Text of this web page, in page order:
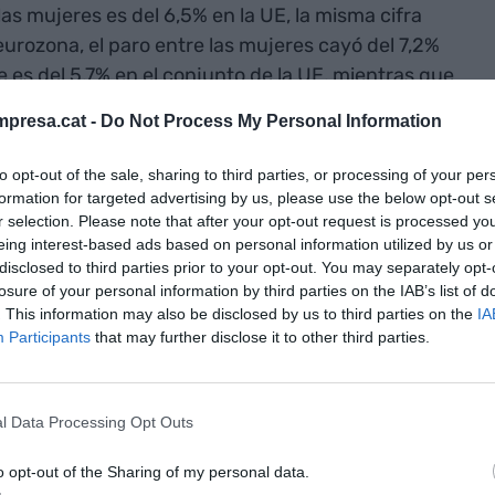
- Do Not Process My Personal Information
opt-out of the sale, sharing to third parties, or processing of your
for targeted advertising by us, please use the below opt-out
selection. Please note that after your opt-out request is processed
interest-based ads based on personal information utilized by us
to third parties prior to your opt-out. You may separately
of your personal information by third parties on the IAB’s list of
This information may also be disclosed by us to third parties on the
Participants that may further disclose it to other third parties.
Data Processing Opt Outs
opt-out of the Sharing of my personal data.
mujeres es del 6,5% en la UE, la misma cifra
el paro entre las mujeres cayó del 7,2%
es del 5,7% en el conjunto de la UE, mientras que
6,3% al 6,2%.
entre los 27 son la República Checa (2,5%),
el contrario, Italia registra la segunda cifra más
datos griegos.
preferida de Google de
de actualidad
ACTIVAR AHORA